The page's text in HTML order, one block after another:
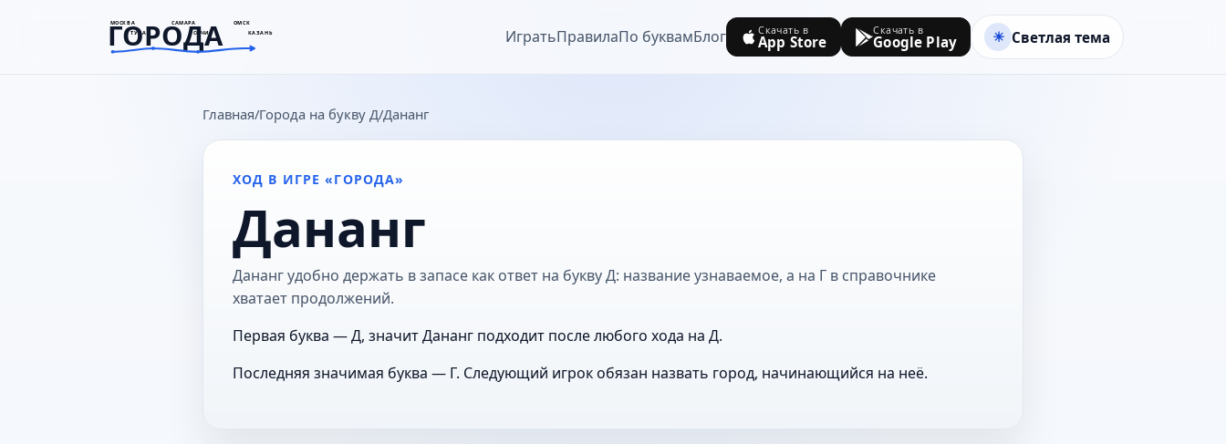
МОСКВА САМАРА ОМСК
ТУЛА СОЧИ КАЗАНЬ
ГОРОДА
goroda-na.ru ИгратьПравилаПо буквамБлог Скачать в
App Store
Скачать в
Google Play Светлая тема
Главная Города на букву Д Дананг
ХОД В ИГРЕ «ГОРОДА»
Дананг
Дананг удобно держать в запасе как ответ на букву Д: название узнаваемое, а на Г в справочнике
хватает продолжений.
Первая буква — Д, значит Дананг подходит после любого хода на Д.
Последняя значимая буква — Г. Следующий игрок обязан назвать город, начинающийся на неё.